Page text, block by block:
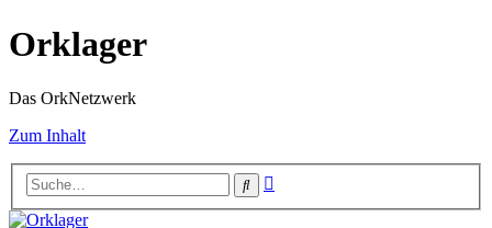
Orklager
Das OrkNetzwerk
Zum Inhalt
Suche